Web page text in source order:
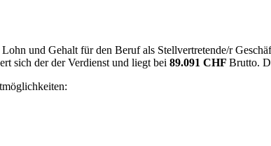
und Gehalt für den Beruf als Stellvertretende/r
sich der der Verdienst und liegt bei 89.091 CHF Brutto.